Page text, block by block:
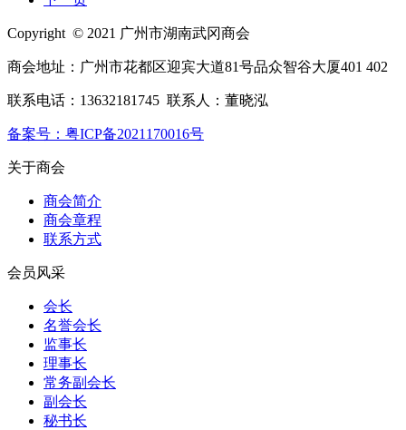
Copyright © 2021 广州市湖南武冈商会
商会地址：广州市花都区迎宾大道81号品众智谷大厦401 402
联系电话：13632181745 联系人：董晓泓
备案号：粤ICP备2021170016号
关于商会
商会简介
商会章程
联系方式
会员风采
会长
名誉会长
监事长
理事长
常务副会长
副会长
秘书长